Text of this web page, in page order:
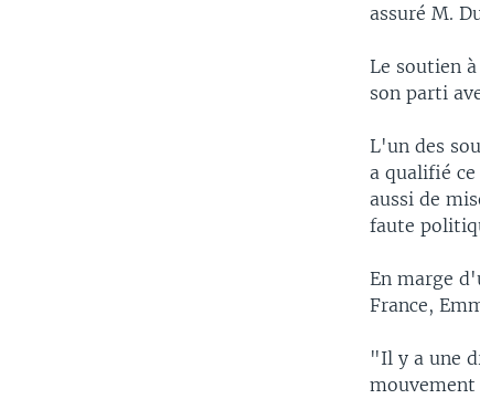
assuré M.
Le soutien
son parti
L'un des
a qualifié
aussi de
faute
En marge
France,
"Il y a une
mouvement